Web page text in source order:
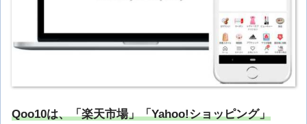
Qoo10は、「楽天市場」「Yahoo!ショッピング」